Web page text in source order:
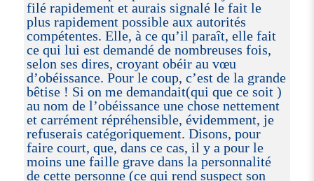
filé rapidement et aurais signalé le fait le
plus rapidement possible aux autorités
compétentes. Elle, à ce qu’il paraît, elle fait
ce qui lui est demandé de nombreuses fois,
selon ses dires, croyant obéir au vœu
d’obéissance. Pour le coup, c’est de la grande
bêtise ! Si on me demandait(qui que ce soit )
au nom de l’obéissance une chose nettement
et carrément répréhensible, évidemment, je
refuserais catégoriquement. Disons, pour
faire court, que, dans ce cas, il y a pour le
moins une faille grave dans la personnalité
de cette personne (ce qui rend suspect son